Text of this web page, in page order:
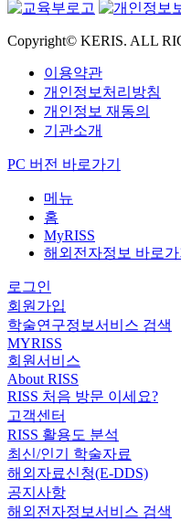
Copyright© KERIS. ALL
이용약관
개인정보처리방침
개인정보 재동의
기관소개
PC 버전 바로가기
메뉴
홈
MyRISS
해외전자정보 바로가
로그인
회원가입
학술연구정보서비스 검색
MYRISS
회원서비스
About RISS
RISS 처음 방문 이세요?
고객센터
RISS 활용도 분석
최신/인기 학술자료
해외자료신청(E-DDS)
공지사항
해외전자정보서비스 검색